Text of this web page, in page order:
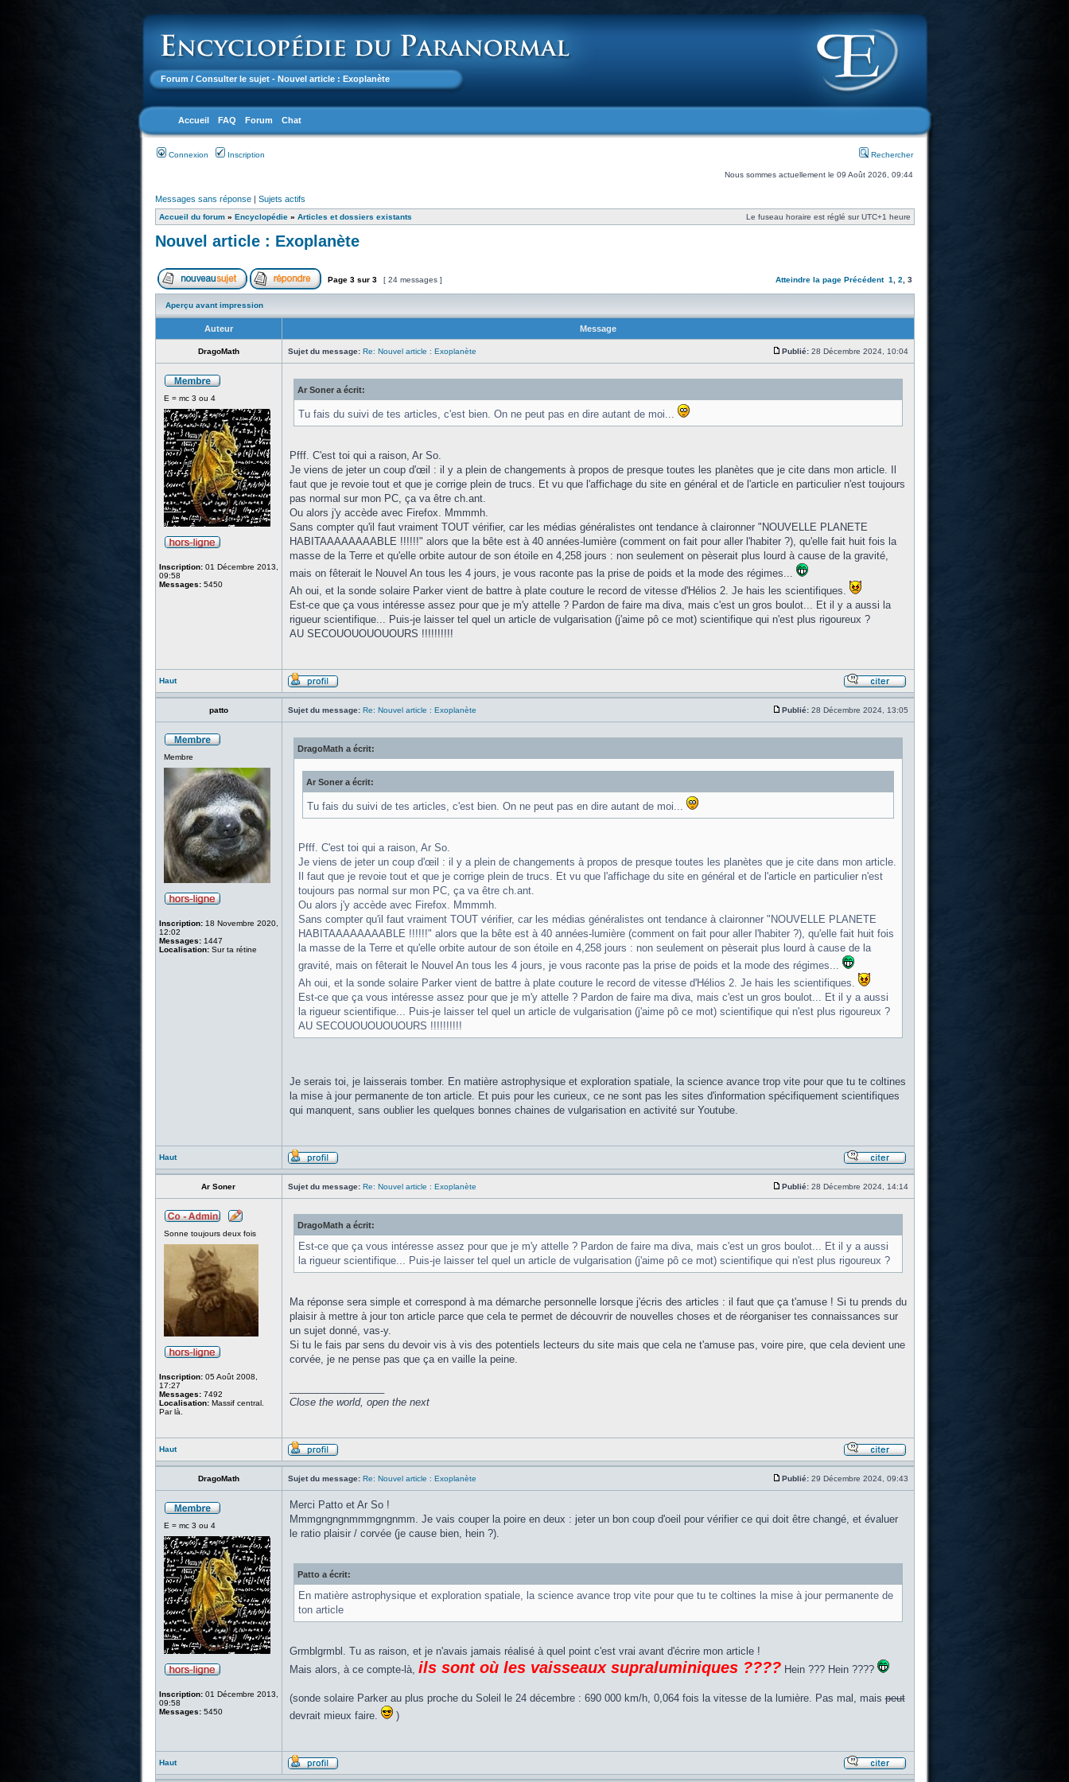
Forum / Consulter le sujet - Nouvel article : Exoplanète
Accueil FAQ Forum Chat
Connexion Inscription Rechercher
Nous sommes actuellement le 09 Août 2026, 09:44
Messages sans réponse| Sujets actifs
Accueil du forum» Encyclopédie» Articles et dossiers existants Le fuseau horaire est réglé sur UTC+1 heure
Nouvel article : Exoplanète
Page 3sur 3 [ 24 messages ] Atteindre la page Précédent 1 2 3
Aperçu avant impression
Auteur Message
DragoMath Sujet du message: Re: Nouvel article : Exoplanète Publié:28 Décembre 2024, 10:04
E = mc 3 ou 4
Inscription:01 Décembre 2013,
09:58
Messages:5450
Ar Soner a écrit:
Tu fais du suivi de tes articles, c'est bien. On ne peut pas en dire autant de moi...
Pfff. C'est toi qui a raison, Ar So.
Je viens de jeter un coup d'œil : il y a plein de changements à propos de presque toutes les planètes que je cite dans mon article. Il
faut que je revoie tout et que je corrige plein de trucs. Et vu que l'affichage du site en général et de l'article en particulier n'est toujours
pas normal sur mon PC, ça va être ch.ant.
Ou alors j'y accède avec Firefox. Mmmmh.
Sans compter qu'il faut vraiment TOUT vérifier, car les médias généralistes ont tendance à claironner "NOUVELLE PLANETE
HABITAAAAAAAABLE !!!!!!" alors que la bête est à 40 années-lumière (comment on fait pour aller l'habiter ?), qu'elle fait huit fois la
masse de la Terre et qu'elle orbite autour de son étoile en 4,258 jours : non seulement on pèserait plus lourd à cause de la gravité,
mais on fêterait le Nouvel An tous les 4 jours, je vous raconte pas la prise de poids et la mode des régimes...
Ah oui, et la sonde solaire Parker vient de battre à plate couture le record de vitesse d'Hélios 2. Je hais les scientifiques.
Est-ce que ça vous intéresse assez pour que je m'y attelle ? Pardon de faire ma diva, mais c'est un gros boulot... Et il y a aussi la
rigueur scientifique... Puis-je laisser tel quel un article de vulgarisation (j'aime pô ce mot) scientifique qui n'est plus rigoureux ?
AU SECOUOUOUOUOURS !!!!!!!!!!
Haut
patto Sujet du message: Re: Nouvel article : Exoplanète Publié:28 Décembre 2024, 13:05
Membre
Inscription:18 Novembre 2020,
12:02
Messages:1447
Localisation:Sur ta rétine
DragoMath a écrit:
Ar Soner a écrit:
Tu fais du suivi de tes articles, c'est bien. On ne peut pas en dire autant de moi...
Pfff. C'est toi qui a raison, Ar So.
Je viens de jeter un coup d'œil : il y a plein de changements à propos de presque toutes les planètes que je cite dans mon article.
Il faut que je revoie tout et que je corrige plein de trucs. Et vu que l'affichage du site en général et de l'article en particulier n'est
toujours pas normal sur mon PC, ça va être ch.ant.
Ou alors j'y accède avec Firefox. Mmmmh.
Sans compter qu'il faut vraiment TOUT vérifier, car les médias généralistes ont tendance à claironner "NOUVELLE PLANETE
HABITAAAAAAAABLE !!!!!!" alors que la bête est à 40 années-lumière (comment on fait pour aller l'habiter ?), qu'elle fait huit fois
la masse de la Terre et qu'elle orbite autour de son étoile en 4,258 jours : non seulement on pèserait plus lourd à cause de la
gravité, mais on fêterait le Nouvel An tous les 4 jours, je vous raconte pas la prise de poids et la mode des régimes...
Ah oui, et la sonde solaire Parker vient de battre à plate couture le record de vitesse d'Hélios 2. Je hais les scientifiques.
Est-ce que ça vous intéresse assez pour que je m'y attelle ? Pardon de faire ma diva, mais c'est un gros boulot... Et il y a aussi
la rigueur scientifique... Puis-je laisser tel quel un article de vulgarisation (j'aime pô ce mot) scientifique qui n'est plus rigoureux ?
AU SECOUOUOUOUOURS !!!!!!!!!!
Je serais toi, je laisserais tomber. En matière astrophysique et exploration spatiale, la science avance trop vite pour que tu te coltines
la mise à jour permanente de ton article. Et puis pour les curieux, ce ne sont pas les sites d'information spécifiquement scientifiques
qui manquent, sans oublier les quelques bonnes chaines de vulgarisation en activité sur Youtube.
Haut
Ar Soner Sujet du message: Re: Nouvel article : Exoplanète Publié:28 Décembre 2024, 14:14
Sonne toujours deux fois
Inscription:05 Août 2008,
17:27
Messages:7492
Localisation:Massif central.
Par là.
DragoMath a écrit:
Est-ce que ça vous intéresse assez pour que je m'y attelle ? Pardon de faire ma diva, mais c'est un gros boulot... Et il y a aussi
la rigueur scientifique... Puis-je laisser tel quel un article de vulgarisation (j'aime pô ce mot) scientifique qui n'est plus rigoureux ?
Ma réponse sera simple et correspond à ma démarche personnelle lorsque j'écris des articles : il faut que ça t'amuse ! Si tu prends du
plaisir à mettre à jour ton article parce que cela te permet de découvrir de nouvelles choses et de réorganiser tes connaissances sur
un sujet donné, vas-y.
Si tu le fais par sens du devoir vis à vis des potentiels lecteurs du site mais que cela ne t'amuse pas, voire pire, que cela devient une
corvée, je ne pense pas que ça en vaille la peine.
Close the world, open the next
Haut
DragoMath Sujet du message: Re: Nouvel article : Exoplanète Publié:29 Décembre 2024, 09:43
E = mc 3 ou 4
Inscription:01 Décembre 2013,
09:58
Messages:5450
Merci Patto et Ar So !
Mmmgngngnmmmgngnmm. Je vais couper la poire en deux : jeter un bon coup d'oeil pour vérifier ce qui doit être changé, et évaluer
le ratio plaisir / corvée (je cause bien, hein ?).
Patto a écrit:
En matière astrophysique et exploration spatiale, la science avance trop vite pour que tu te coltines la mise à jour permanente de
ton article
Grmblgrmbl. Tu as raison, et je n'avais jamais réalisé à quel point c'est vrai avant d'écrire mon article !
Mais alors, à ce compte-là, ils sont où les vaisseaux supraluminiques ????Hein ??? Hein ????
(sonde solaire Parker au plus proche du Soleil le 24 décembre : 690 000 km/h, 0,064 fois la vitesse de la lumière. Pas mal, maispeut
devrait mieux faire.
)
Haut